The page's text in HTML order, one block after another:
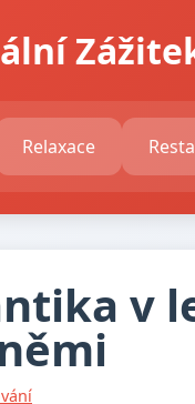
Relaxace
v